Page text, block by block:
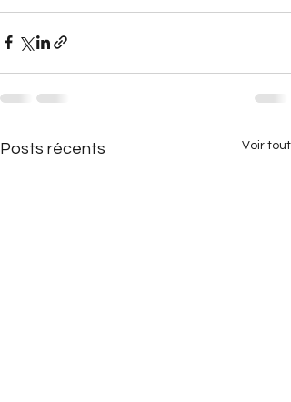
Posts récents Voir tout